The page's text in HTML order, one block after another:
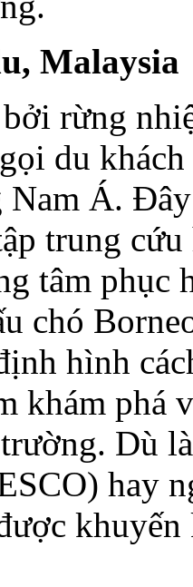
Malaysia
rừng
du
Á.
trung
tâm
chó
hình
khám phá
Dù
hay